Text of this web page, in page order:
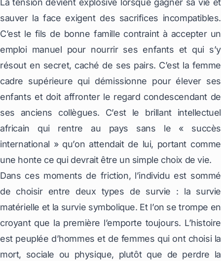
La tension devient explosive lorsque gagner sa vie et
sauver la face exigent des sacrifices incompatibles.
C’est le fils de bonne famille contraint à accepter un
emploi manuel pour nourrir ses enfants et qui s’y
résout en secret, caché de ses pairs. C’est la femme
cadre supérieure qui démissionne pour élever ses
enfants et doit affronter le regard condescendant de
ses anciens collègues. C’est le brillant intellectuel
africain qui rentre au pays sans le « succès
international » qu’on attendait de lui, portant comme
une honte ce qui devrait être un simple choix de vie.
Dans ces moments de friction, l’individu est sommé
de choisir entre deux types de survie : la survie
matérielle et la survie symbolique. Et l’on se trompe en
croyant que la première l’emporte toujours. L’histoire
est peuplée d’hommes et de femmes qui ont choisi la
mort, sociale ou physique, plutôt que de perdre la